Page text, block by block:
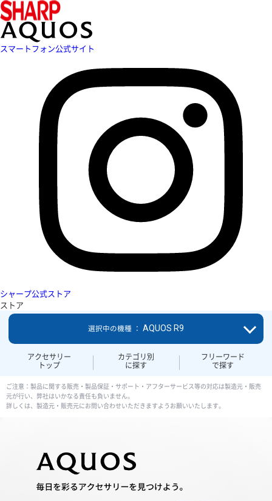
スマートフォン公式サイト
シャープ公式ストア
ストア
アクセサリー
トップ
カテゴリ別
に探す
フリーワード
で探す
選択中の機種 ： AQUOS R9
ご注意：製品に関する販売・製品保証・サポート・アフターサービス等の対応は製造元・販売
元が行い、弊社はいかなる責任も負いません。
詳しくは、製造元・販売元にお問い合わせいただきますようお願いいたします。